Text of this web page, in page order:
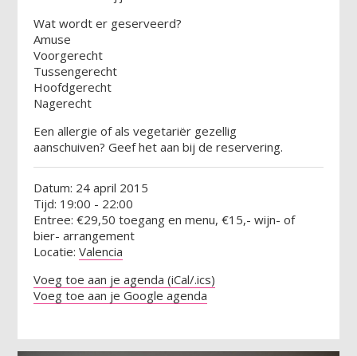
Wat wordt er geserveerd?
Amuse
Voorgerecht
Tussengerecht
Hoofdgerecht
Nagerecht
Een allergie of als vegetariër gezellig
aanschuiven? Geef het aan bij de reservering.
Datum: 24 april 2015
Tijd: 19:00 - 22:00
Entree: €29,50 toegang en menu, €15,- wijn- of
bier- arrangement
Locatie:Valencia
Voeg toe aan je agenda (iCal/.ics)
Voeg toe aan je Google agenda